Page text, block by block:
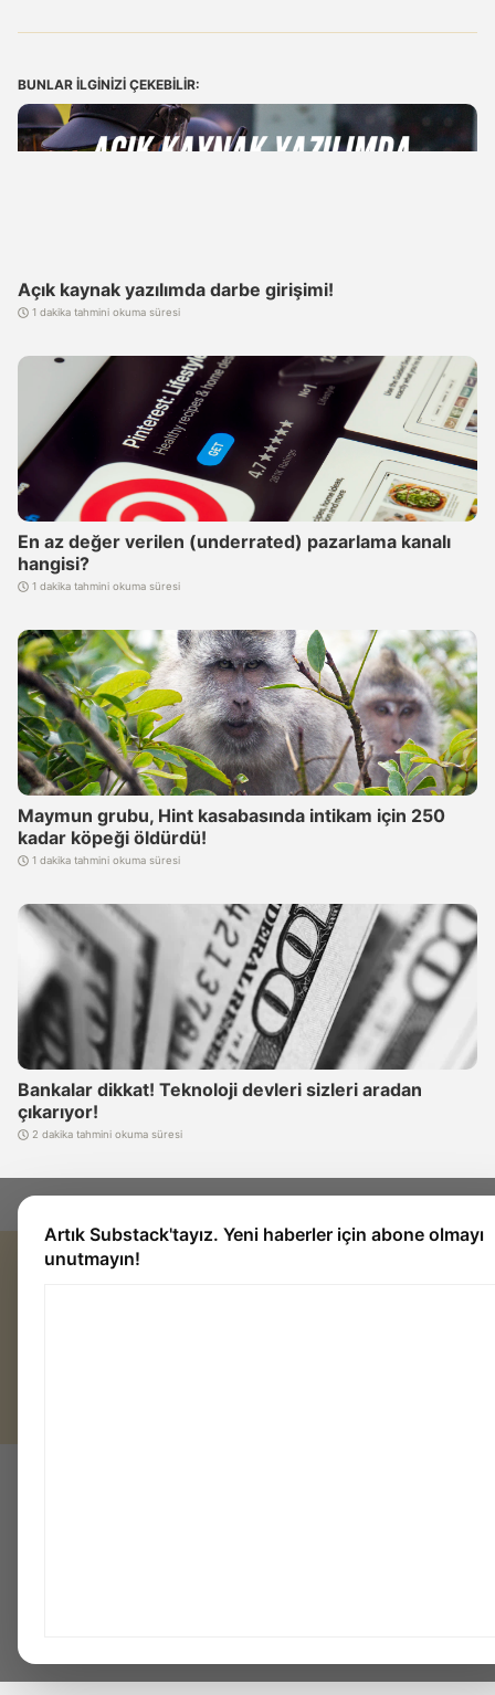
BUNLAR ILGINIZI ÇEKEBILIR:
Açık kaynak yazılımda darbe girişimi!
1 dakika tahmini okuma süresi
En az değer verilen (underrated) pazarlama kanalı
hangisi?
1 dakika tahmini okuma süresi
Maymun grubu, Hint kasabasında intikam için 250
kadar köpeği öldürdü!
1 dakika tahmini okuma süresi
Bankalar dikkat! Teknoloji devleri sizleri aradan
çıkarıyor!
2 dakika tahmini okuma süresi
Artık Substack'tayız. Yeni haberler için abone olmayı
unutmayın!